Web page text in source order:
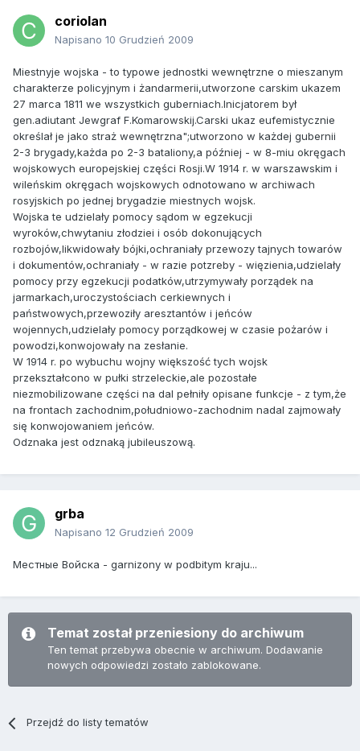
coriolan
Napisano 10 Grudzień 2009
Miestnyje wojska - to typowe jednostki wewnętrzne o mieszanym
charakterze policyjnym i żandarmerii,utworzone carskim ukazem
27 marca 1811 we wszystkich guberniach.Inicjatorem był
gen.adiutant Jewgraf F.Komarowskij.Carski ukaz eufemistycznie
określał je jako straż wewnętrzna";utworzono w każdej gubernii
2-3 brygady,każda po 2-3 bataliony,a później - w 8-miu okręgach
wojskowych europejskiej części Rosji.W 1914 r. w warszawskim i
wileńskim okręgach wojskowych odnotowano w archiwach
rosyjskich po jednej brygadzie miestnych wojsk.
Wojska te udzielały pomocy sądom w egzekucji
wyroków,chwytaniu złodziei i osób dokonujących
rozbojów,likwidowały bójki,ochraniały przewozy tajnych towarów
i dokumentów,ochraniały - w razie potzreby - więzienia,udzielały
pomocy przy egzekucji podatków,utrzymywały porządek na
jarmarkach,uroczystościach cerkiewnych i
państwowych,przewoziły aresztantów i jeńców
wojennych,udzielały pomocy porządkowej w czasie pożarów i
powodzi,konwojowały na zesłanie.
W 1914 r. po wybuchu wojny większość tych wojsk
przekształcono w pułki strzeleckie,ale pozostałe
niezmobilizowane części na dal pełniły opisane funkcje - z tym,że
na frontach zachodnim,południowo-zachodnim nadal zajmowały
się konwojowaniem jeńców.
Odznaka jest odznaką jubileuszową.
grba
Napisano 12 Grudzień 2009
Местные Войска - garnizony w podbitym kraju...
Temat został przeniesiony do archiwum
Ten temat przebywa obecnie w archiwum. Dodawanie
nowych odpowiedzi zostało zablokowane.
Przejdź do listy tematów